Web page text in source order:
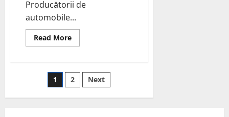
Producătorii de
automobile...
Read MoreRead
more
*Ford*
fac
eliminare
Paginație
articole
1 2 Next